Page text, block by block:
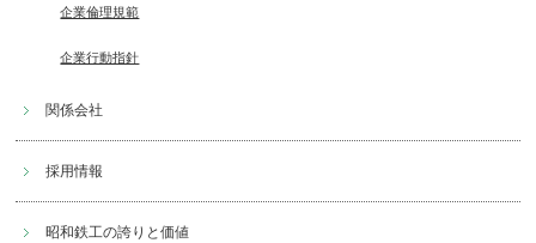
企業倫理規範
企業行動指針
関係会社
採用情報
昭和鉄工の誇りと価値